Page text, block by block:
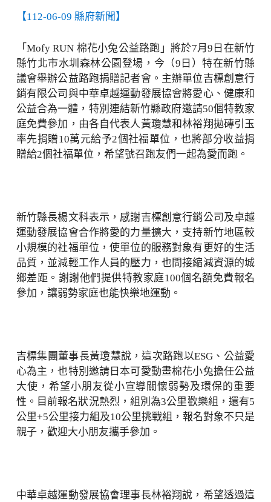
【112-06-09 縣府新聞】
「Mofy RUN 棉花小兔公益路跑」將於7月9日在新竹
縣竹北市水圳森林公園登場，今（9日）特在新竹縣
議會舉辦公益路跑捐贈記者會。主辦單位吉標創意行
銷有限公司與中華卓越運動發展協會將愛心、健康和
公益合為一體，特別連結新竹縣政府邀請50個特教家
庭免費參加，由各自代表人黃瓊慧和林裕翔拋磚引玉
率先捐贈10萬元給予2個社福單位，也將部分收益捐
贈給2個社福單位，希望號召跑友們一起為愛而跑。
新竹縣長楊文科表示，感謝吉標創意行銷公司及卓越
運動發展協會合作將愛的力量擴大，支持新竹地區較
小規模的社福單位，使單位的服務對象有更好的生活
品質，並減輕工作人員的壓力，也間接縮減資源的城
鄉差距。謝謝他們提供特教家庭100個名額免費報名
參加，讓弱勢家庭也能快樂地運動。
吉標集團董事長黃瓊慧說，這次路跑以ESG、公益愛
心為主，也特別邀請日本可愛動畫棉花小兔擔任公益
大使，希望小朋友從小宣導關懷弱勢及環保的重要
性。目前報名狀況熱烈，組別為3公里歡樂組，還有5
公里+5公里接力組及10公里挑戰組，報名對象不只是
親子，歡迎大小朋友攜手參加。
中華卓越運動發展協會理事長林裕翔說，希望透過這